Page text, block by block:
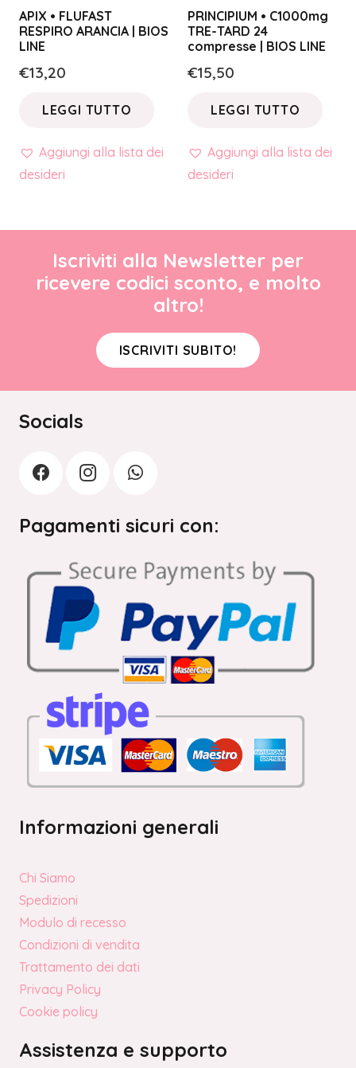
APIX • FLUFAST
RESPIRO ARANCIA | BIOS
LINE
€13,20
LEGGI TUTTO
Aggiungi alla lista dei
desideri
PRINCIPIUM • C1000mg
TRE-TARD 24
compresse | BIOS LINE
€15,50
LEGGI TUTTO
Aggiungi alla lista dei
desideri
Iscriviti alla Newsletter per
ricevere codici sconto, e molto
altro!
ISCRIVITI SUBITO!
Socials
Pagamenti sicuri con:
Informazioni generali
Chi Siamo
Spedizioni
Modulo di recesso
Condizioni di vendita
Trattamento dei dati
Privacy Policy
Cookie policy
Assistenza e supporto